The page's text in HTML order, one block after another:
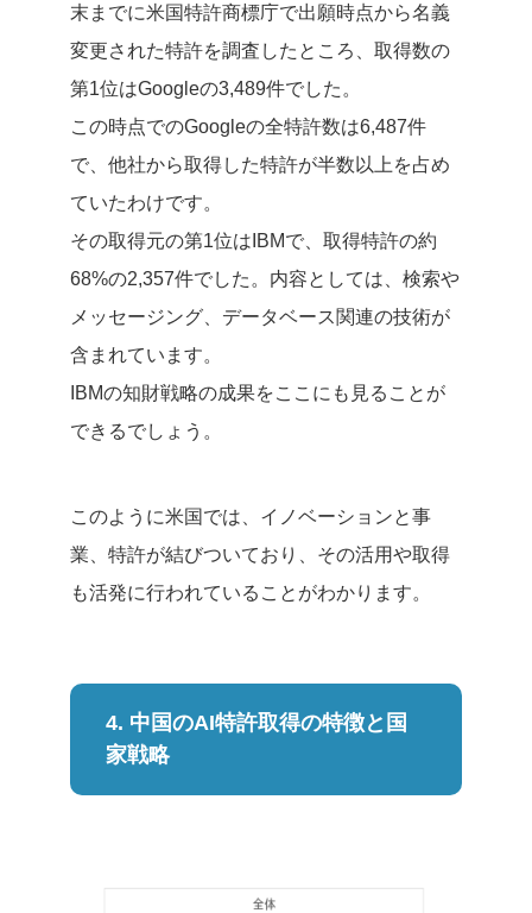
末までに米国特許商標庁で出願時点から名義
変更された特許を調査したところ、取得数の
第1位はGoogleの3,489件でした。
この時点でのGoogleの全特許数は6,487件
で、他社から取得した特許が半数以上を占め
ていたわけです。
その取得元の第1位はIBMで、取得特許の約
68%の2,357件でした。内容としては、検索や
メッセージング、データベース関連の技術が
含まれています。
IBMの知財戦略の成果をここにも見ることが
できるでしょう。
このように米国では、イノベーションと事
業、特許が結びついており、その活用や取得
も活発に行われていることがわかります。
4. 中国のAI特許取得の特徴と国
家戦略